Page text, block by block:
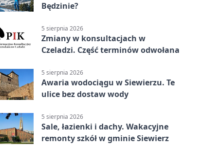
Będzinie?
5 sierpnia 2026
Zmiany w konsultacjach w
Czeladzi. Część terminów odwołana
5 sierpnia 2026
Awaria wodociągu w Siewierzu. Te
ulice bez dostaw wody
5 sierpnia 2026
Sale, łazienki i dachy. Wakacyjne
remonty szkół w gminie Siewierz